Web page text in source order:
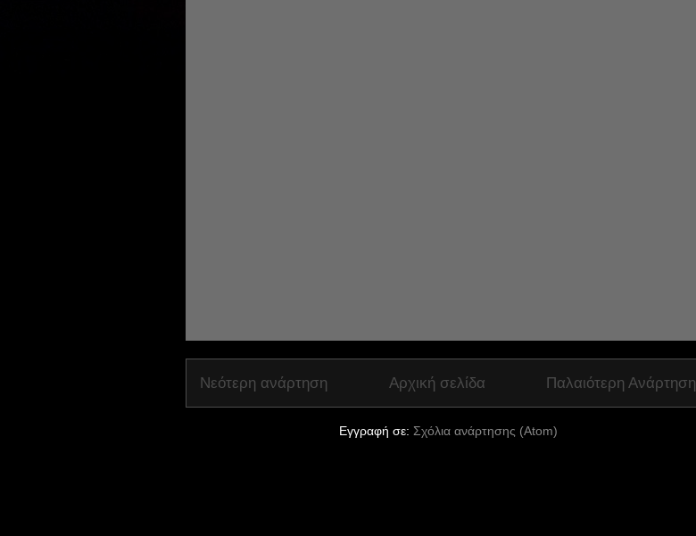
Νεότερη ανάρτηση Παλαιότερη Ανάρτηση
Αρχική σελίδα
Εγγραφή σε: Σχόλια ανάρτησης (Atom)